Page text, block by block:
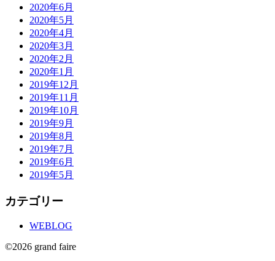
2020年6月
2020年5月
2020年4月
2020年3月
2020年2月
2020年1月
2019年12月
2019年11月
2019年10月
2019年9月
2019年8月
2019年7月
2019年6月
2019年5月
カテゴリー
WEBLOG
©2026 grand faire